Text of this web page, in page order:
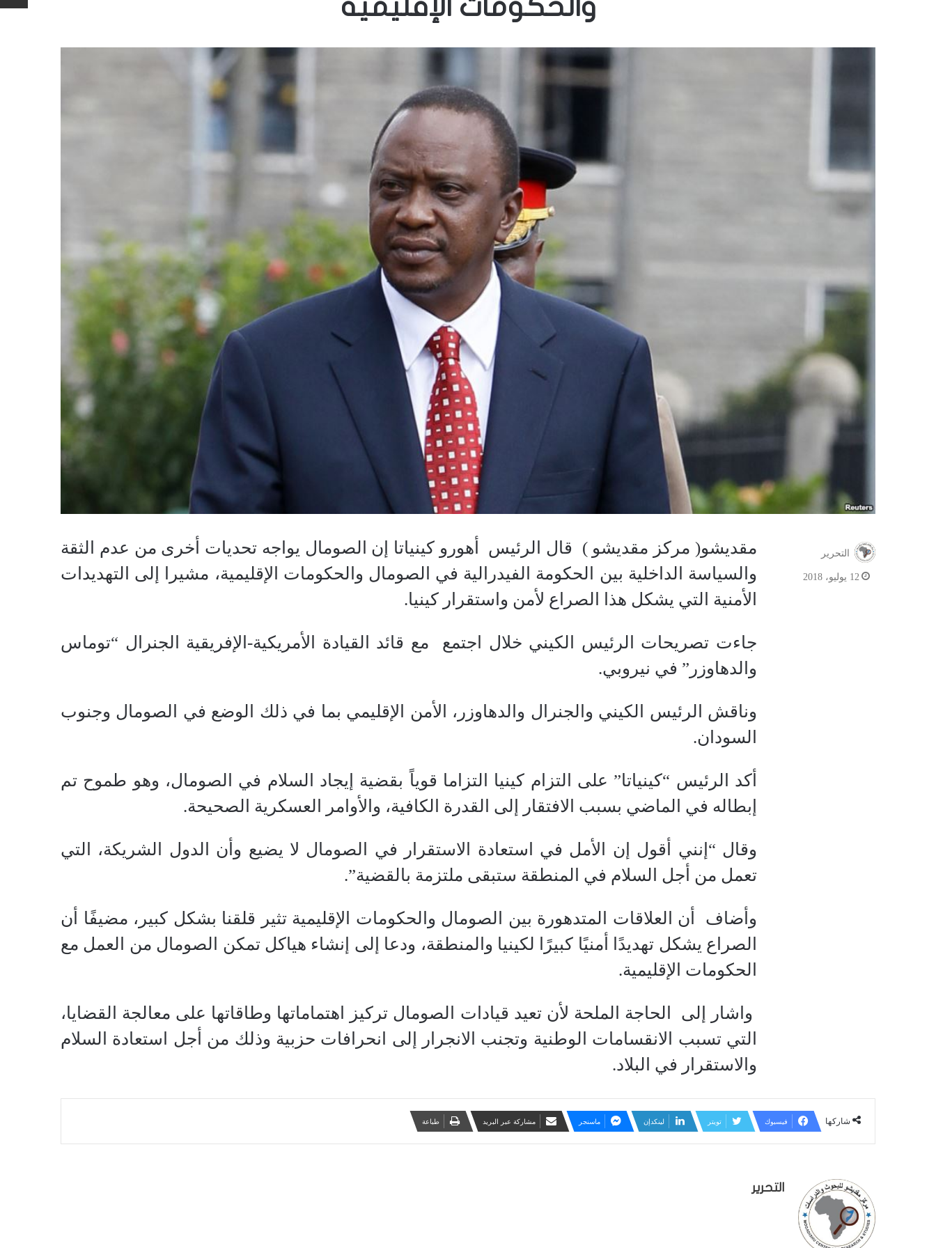
والحكومات الإقليمية
مقديشو( مركز مقديشو ) قال الرئيس أهورو كينياتا إن الصومال يواجه تحديات أخرى من عدم الثقة
والسياسة الداخلية بين الحكومة الفيدرالية في الصومال والحكومات الإقليمية، مشيرا إلى التهديدات
الأمنية التي يشكل هذا الصراع لأمن واستقرار كينيا.
جاءت تصريحات الرئيس الكيني خلال اجتمع مع قائد القيادة الأمريكية-الإفريقية الجنرال “توماس
والدهاوزر” في نيروبي.
وناقش الرئيس الكيني والجنرال والدهاوزر، الأمن الإقليمي بما في ذلك الوضع في الصومال وجنوب
السودان.
أكد الرئيس “كينياتا” على التزام كينيا التزاما قوياً بقضية إيجاد السلام في الصومال، وهو طموح تم
إبطاله في الماضي بسبب الافتقار إلى القدرة الكافية، والأوامر العسكرية الصحيحة.
وقال “إنني أقول إن الأمل في استعادة الاستقرار في الصومال لا يضيع وأن الدول الشريكة، التي
تعمل من أجل السلام في المنطقة ستبقى ملتزمة بالقضية”.
وأضاف أن العلاقات المتدهورة بين الصومال والحكومات الإقليمية تثير قلقنا بشكل كبير، مضيفًا أن
الصراع يشكل تهديدًا أمنيًا كبيرًا لكينيا والمنطقة، ودعا إلى إنشاء هياكل تمكن الصومال من العمل مع
الحكومات الإقليمية.
واشار إلى الحاجة الملحة لأن تعيد قيادات الصومال تركيز اهتماماتها وطاقاتها على معالجة القضايا،
التي تسبب الانقسامات الوطنية وتجنب الانجرار إلى انحرافات حزبية وذلك من أجل استعادة السلام
والاستقرار في البلاد.
التحرير
12 يوليو، 2018
شاركها فيسبوك تويتر لينكدإن ماسنجر مشاركة عبر البريد طباعة
التحرير